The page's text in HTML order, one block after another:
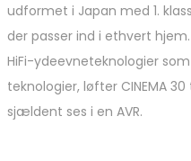
udformet i Japan med 1.
der passer ind i ethvert hjem.
HiFi-ydeevneteknologier
teknologier, løfter CINEMA
sjældent ses i en AVR.